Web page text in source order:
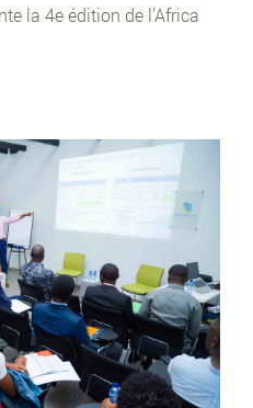
la 4e édition de l’Africa